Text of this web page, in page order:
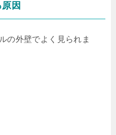
因
の外壁でよく見られま